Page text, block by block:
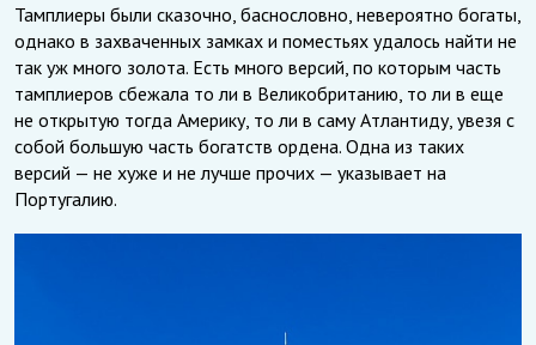
Тамплиеры были сказочно, баснословно, невероятно богаты,
однако в захваченных замках и поместьях удалось найти не
так уж много золота. Есть много версий, по которым часть
тамплиеров сбежала то ли в Великобританию, то ли в еще
не открытую тогда Америку, то ли в саму Атлантиду, увезя с
собой большую часть богатств ордена. Одна из таких
версий — не хуже и не лучше прочих — указывает на
Португалию.